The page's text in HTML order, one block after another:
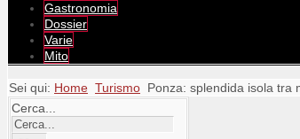
Gastronomia
Dossier
Varie
Mito
Sei qui: Home Turismo Ponza: splendida isola tra
Cerca...